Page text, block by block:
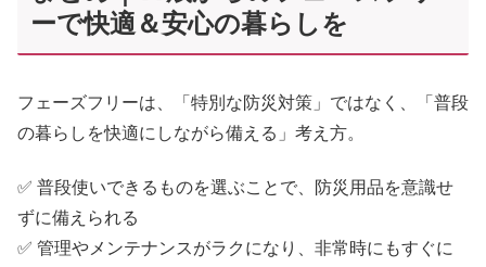
ーで快適＆安心の暮らしを
フェーズフリーは、「特別な防災対策」ではなく、「普段
の暮らしを快適にしながら備える」考え方。
✅ 普段使いできるものを選ぶことで、防災用品を意識せ
ずに備えられる
✅ 管理やメンテナンスがラクになり、非常時にもすぐに